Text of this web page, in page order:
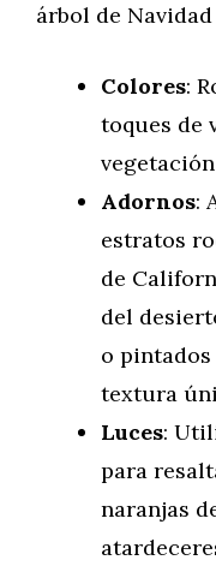
árbol de
Colores:
toques de
Adornos:
estratos
de
del
o
textura
Luces:
para
naranjas